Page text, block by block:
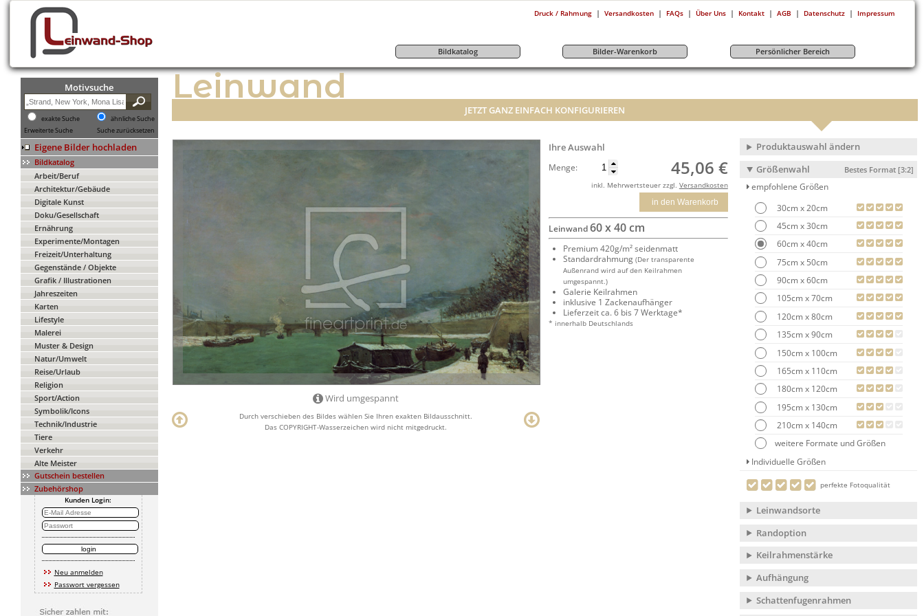
Druck / Rahmung | Versandkosten | FAQs | Über Uns | Kontakt | AGB | Datenschutz | Impressum
Bildkatalog Bilder-Warenkorb Persönlicher Bereich
Motivsuche
exakte Suche
ähnliche Suche
Erweiterte Suche
Suche zurücksetzen
Eigene Bilder hochladen
Bildkatalog
Arbeit/Beruf
Architektur/Gebäude
Digitale Kunst
Doku/Gesellschaft
Ernährung
Experimente/Montagen
Freizeit/Unterhaltung
Gegenstände / Objekte
Grafik / Illustrationen
Jahreszeiten
Karten
Lifestyle
Malerei
Muster & Design
Natur/Umwelt
Reise/Urlaub
Religion
Sport/Action
Symbolik/Icons
Technik/Industrie
Tiere
Verkehr
Alte Meister
Gutschein bestellen
Zubehörshop
Kunden Login:
Neu anmelden
Passwort vergessen
Leinwand
JETZT GANZ EINFACH KONFIGURIEREN
Wird umgespannt
Durch verschieben des Bildes wählen Sie Ihren exakten Bildausschnitt.
Das COPYRIGHT-Wasserzeichen wird nicht mitgedruckt.
Ihre Auswahl
Menge: 45,06 €
inkl. Mehrwertsteuer zzgl. Versandkosten
in den Warenkorb
Leinwand60 x 40 cm
Premium 420g/m² seidenmatt
Standardrahmung (Der transparente
Außenrand wird auf den Keilrahmen
umgespannt.)
Galerie Keilrahmen
inklusive 1 Zackenaufhänger
Lieferzeit ca. 6 bis 7 Werktage*
* innerhalb Deutschlands
Produktauswahl ändern
Größenwahl
Bestes Format [3:2]
empfohlene Größen
30cm x 20cm
45cm x 30cm
60cm x 40cm
75cm x 50cm
90cm x 60cm
105cm x 70cm
120cm x 80cm
135cm x 90cm
150cm x 100cm
165cm x 110cm
180cm x 120cm
195cm x 130cm
210cm x 140cm
weitere Formate und Größen
Individuelle Größen
perfekte Fotoqualität
Leinwandsorte
Randoption
Keilrahmenstärke
Aufhängung
Schattenfugenrahmen